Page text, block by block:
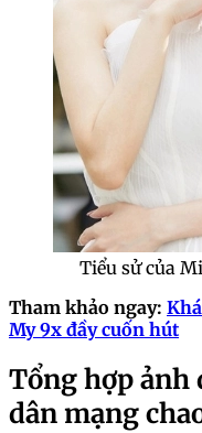
Tiểu sử của
Tham khảo ngay:
My 9x đầy cuốn hút
Tổng hợp ảnh
dân mạng